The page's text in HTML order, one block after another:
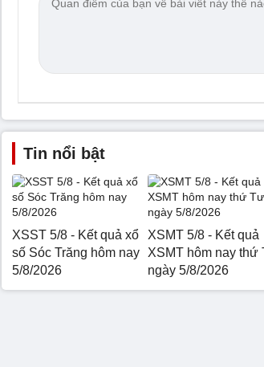
Tin nổi bật
XSST 5/8 - Kết quả xổ
số Sóc Trăng hôm nay
5/8/2026
XSMT 5/8 - Kết quả
XSMT hôm nay thứ
ngày 5/8/2026